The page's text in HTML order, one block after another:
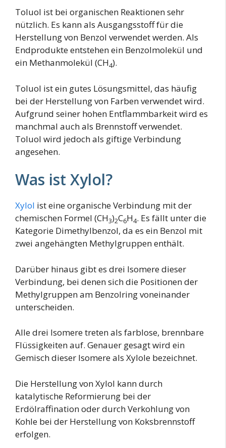
Toluol ist bei organischen Reaktionen sehr
nützlich. Es kann als Ausgangsstoff für die
Herstellung von Benzol verwendet werden. Als
Endprodukte entstehen ein Benzolmolekül und
ein Methanmolekül (CH4).
Toluol ist ein gutes Lösungsmittel, das häufig
bei der Herstellung von Farben verwendet wird.
Aufgrund seiner hohen Entflammbarkeit wird es
manchmal auch als Brennstoff verwendet.
Toluol wird jedoch als giftige Verbindung
angesehen.
Was ist Xylol?
Xylol ist eine organische Verbindung mit der
chemischen Formel (CH3)2C6H4. Es fällt unter die
Kategorie Dimethylbenzol, da es ein Benzol mit
zwei angehängten Methylgruppen enthält.
Darüber hinaus gibt es drei Isomere dieser
Verbindung, bei denen sich die Positionen der
Methylgruppen am Benzolring voneinander
unterscheiden.
Alle drei Isomere treten als farblose, brennbare
Flüssigkeiten auf. Genauer gesagt wird ein
Gemisch dieser Isomere als Xylole bezeichnet.
Die Herstellung von Xylol kann durch
katalytische Reformierung bei der
Erdölraffination oder durch Verkohlung von
Kohle bei der Herstellung von Koksbrennstoff
erfolgen.